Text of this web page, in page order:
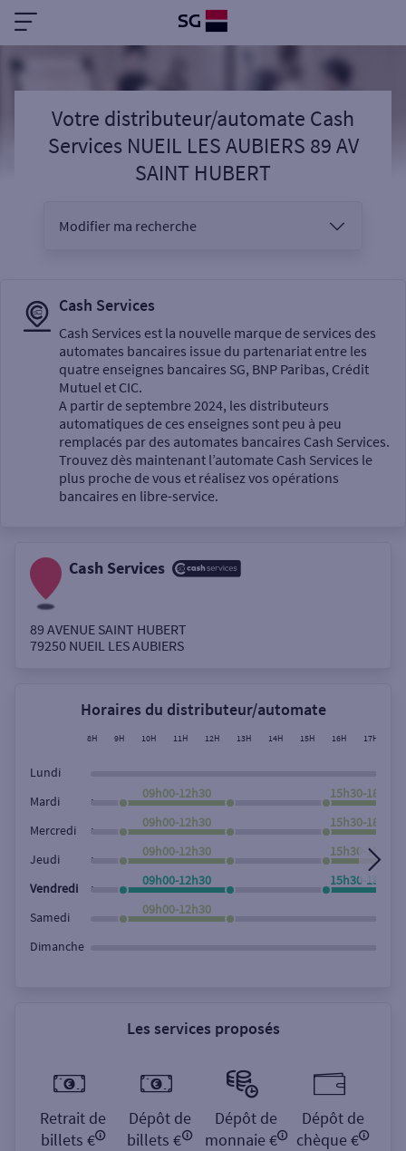
Votre distributeur/automate Cash
Services NUEIL LES AUBIERS 89 AV
SAINT HUBERT
Modifier ma recherche
Sélectionnez votre recherche
Un service
Autour de moi
Rue
Rechercher
Cash Services
Cash Services est la nouvelle marque de services des
automates bancaires issue du partenariat entre les
quatre enseignes bancaires SG, BNP Paribas, Crédit
Mutuel et CIC.
A partir de septembre 2024, les distributeurs
automatiques de ces enseignes sont peu à peu
remplacés par des automates bancaires Cash Services.
Trouvez dès maintenant l’automate Cash Services le
plus proche de vous et réalisez vos opérations
bancaires en libre-service.
Cash Services
89 AVENUE SAINT HUBERT
79250 NUEIL LES AUBIERS
Horaires du distributeur/automate
8H 9H 10H 11H 12H 13H 14H 15H 16H 17H
Lundi
Mardi
09h00-12h30
, 15h30-18h00
Mercredi
09h00-12h30
, 15h30-18h00
Jeudi
09h00-12h30
, 15h30-18h00
Vendredi
09h00-12h30
, 15h30-18h00
Samedi
09h00-12h30
Dimanche
Les services proposés
Retrait de
billets €
Dépôt de
billets €
Dépôt de
monnaie €
Dépôt de
chèque €